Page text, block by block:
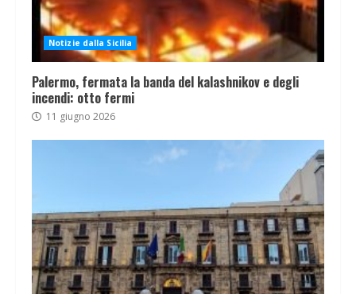
Notizie dalla Sicilia
Palermo, fermata la banda del kalashnikov e degli
incendi: otto fermi
11 giugno 2026